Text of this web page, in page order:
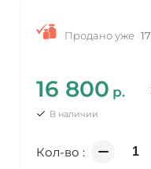
Продано уже
16 800 р.
В наличии
Кол-во :